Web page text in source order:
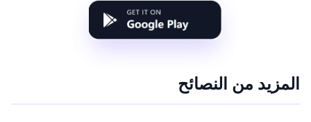
المزيد من النصائح